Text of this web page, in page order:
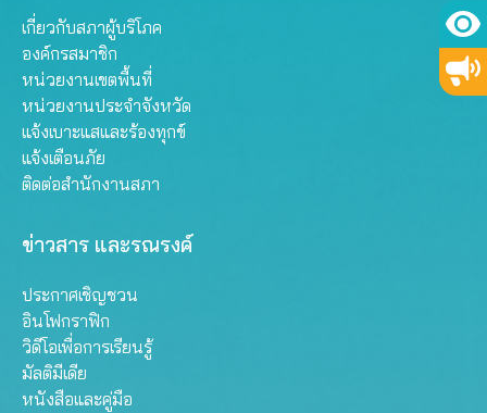
เกี่ยวกับสภาผู้บริโภค
องค์กรสมาชิก
หน่วยงานเขตพื้นที่
หน่วยงานประจำจังหวัด
แจ้งเบาะแสและร้องทุกข์
แจ้งเตือนภัย
ติดต่อสำนักงานสภา
ข่าวสาร และรณรงค์
ประกาศเชิญชวน
อินโฟกราฟิก
วิดีโอเพื่อการเรียนรู้
มัลติมีเดีย
หนังสือและคู่มือ